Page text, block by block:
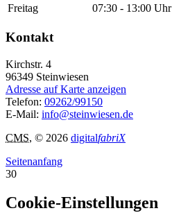
Freitag
07:30 - 13:00 Uhr
Kontakt
Kirchstr. 4
96349 Steinwiesen
Adresse auf Karte anzeigen
Telefon: 09262/99150
E-Mail: info@steinwiesen.de
CMS, © 2026 digitalfabriX
Seitenanfang
30
Cookie-Einstellungen